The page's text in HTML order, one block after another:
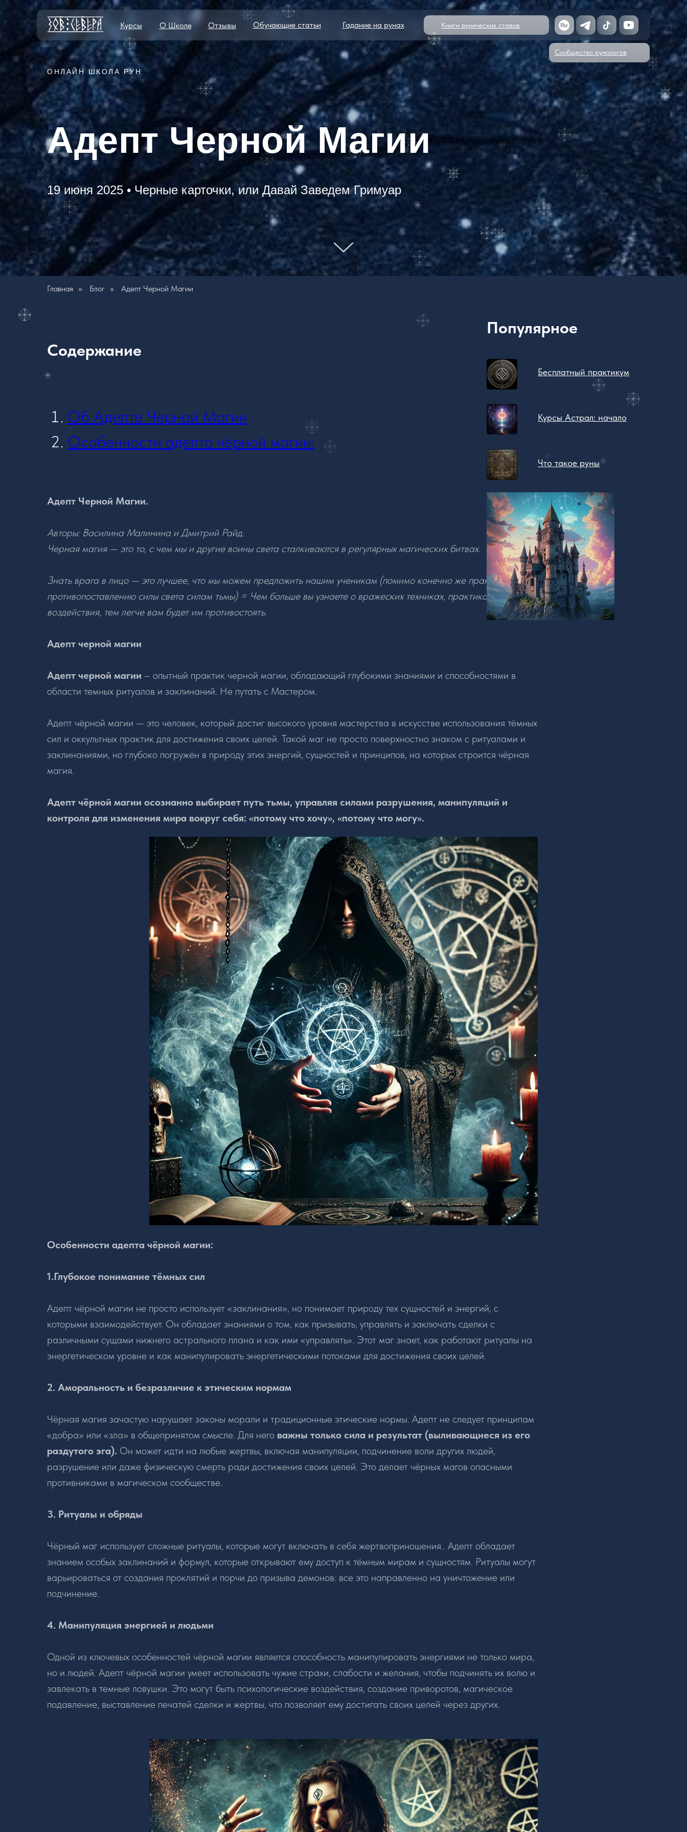
Курсы Отзывы
О Школе Гадание на рунах
Обучающие статьи
Сообщество рунологов
Книги рунических ставов
ОНЛАЙН ШКОЛА РУН
Адепт Черной Магии
19 июня 2025 • Черные карточки, или Давай Заведем Гримуар
Главная » Блог » Адепт Черной Магии
Бесплатный практикум
Курсы Астрал: начало
Что такое руны
Популярное
Содержание
Об Адепте Черной Магии
Особенности адепта чёрной магии:
Адепт Черной Магии.
Авторы: Василина Малинина и Дмитрий Райд.
Черная магия — это то, с чем мы и другие воины света сталкиваются в регулярных магических битвах.
Знать врага в лицо — это лучшее, что мы можем предложить нашим ученикам (помимо конечно же практик по
противопоставлению силы света силам тьмы) = Чем больше вы узнаете о вражеских техниках, практиках и методах
воздействия, тем легче вам будет им противостоять.
Адепт черной магии
Адепт черной магии – опытный практик черной магии, обладающий глубокими знаниями и способностями в
области темных ритуалов и заклинаний. Не путать с Мастером.
Адепт чёрной магии — это человек, который достиг высокого уровня мастерства в искусстве использования тёмных
сил и оккультных практик для достижения своих целей. Такой маг не просто поверхностно знаком с ритуалами и
заклинаниями, но глубоко погружён в природу этих энергий, сущностей и принципов, на которых строится чёрная
магия.
Адепт чёрной магии осознанно выбирает путь тьмы, управляя силами разрушения, манипуляций и
контроля для изменения мира вокруг себя: «потому что хочу», «потому что могу».
Особенности адепта чёрной магии:
1.Глубокое понимание тёмных сил
Адепт чёрной магии не просто использует «заклинания», но понимает природу тех сущностей и энергий, с
которыми взаимодействует. Он обладает знаниями о том, как призывать, управлять и заключать сделки с
различными сущами нижнего астрального плана и как ими «управлять». Этот маг знает, как работают ритуалы на
энергетическом уровне и как манипулировать энергетическими потоками для достижения своих целей.
2. Аморальность и безразличие к этическим нормам
Чёрная магия зачастую нарушает законы морали и традиционные этические нормы. Адепт не следует принципам
«добра» или «зла» в общепринятом смысле. Для него важны только сила и результат (выливающиеся из его
раздутого эга). Он может идти на любые жертвы, включая манипуляции, подчинение воли других людей,
разрушение или даже физическую смерть ради достижения своих целей. Это делает чёрных магов опасными
противниками в магическом сообществе.
3. Ритуалы и обряды
Чёрный маг использует сложные ритуалы, которые могут включать в себя жертвоприношения.. Адепт обладает
знанием особых заклинаний и формул, которые открывают ему доступ к тёмным мирам и сущностям. Ритуалы могут
варьироваться от создания проклятий и порчи до призыва демонов: все это направленно на уничтожение или
подчинение.
4. Манипуляция энергией и людьми
Одной из ключевых особенностей чёрной магии является способность манипулировать энергиями не только мира,
но и людей. Адепт чёрной магии умеет использовать чужие страхи, слабости и желания, чтобы подчинять их волю и
завлекать в темные ловушки. Это могут быть психологические воздействия, создание приворотов, магическое
подавление, выставление печатей сделки и жертвы, что позволяет ему достигать своих целей через других.